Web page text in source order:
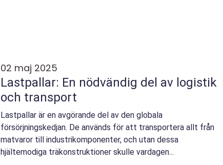
02 maj 2025
Lastpallar: En nödvändig del av logistik
och transport
Lastpallar är en avgörande del av den globala
försörjningskedjan. De används för att transportera allt från
matvaror till industrikomponenter, och utan dessa
hjältemodiga träkonstruktioner skulle vardagen...